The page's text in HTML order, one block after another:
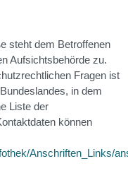
steht dem Betroffenen
Aufsichtsbehörde zu.
Fragen ist
in dem
Liste der
können
Anschriften_Links/